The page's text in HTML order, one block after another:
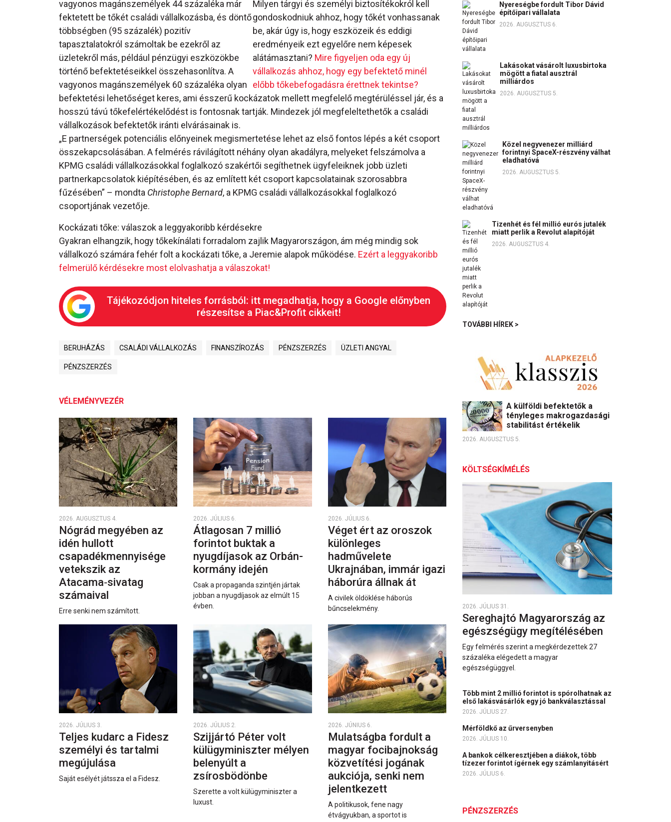
Milyen tárgyi és személyi biztosítékokról kell
gondoskodniuk ahhoz, hogy tőkét vonhassanak
be, akár úgy is, hogy eszközeik és eddigi
eredményeik ezt egyelőre nem képesek
alátámasztani? Mire figyeljen oda egy új
vállalkozás ahhoz, hogy egy befektető minél
előbb tőkebefogadásra érettnek tekintse?
vagyonos magánszemélyek 44 százaléka már
fektetett be tőkét családi vállalkozásba, és döntő
többségben (95 százalék) pozitív
tapasztalatokról számoltak be ezekről az
üzletekről más, például pénzügyi eszközökbe
történő befektetéseikkel összehasonlítva. A
vagyonos magánszemélyek 60 százaléka olyan
befektetési lehetőséget keres, ami ésszerű kockázatok mellett megfelelő megtérüléssel jár, és a
hosszú távú tőkefelértékelődést is fontosnak tartják. Mindezek jól megfeleltethetők a családi
vállalkozások befektetők iránti elvárásainak is.
„E partnerségek potenciális előnyeinek megismertetése lehet az első fontos lépés a két csoport
összekapcsolásában. A felmérés rávilágított néhány olyan akadályra, melyeket felszámolva a
KPMG családi vállalkozásokkal foglalkozó szakértői segíthetnek ügyfeleiknek jobb üzleti
partnerkapcsolatok kiépítésében, és az említett két csoport kapcsolatainak szorosabbra
fűzésében” – mondta Christophe Bernard, a KPMG családi vállalkozásokkal foglalkozó
csoportjának vezetője.
Kockázati tőke: válaszok a leggyakoribb kérdésekre
Gyakran elhangzik, hogy tőkekínálati forradalom zajlik Magyarországon, ám még mindig sok
vállalkozó számára fehér folt a kockázati tőke, a Jeremie alapok működése. Ezért a leggyakoribb
felmerülő kérdésekre most elolvashatja a válaszokat!
Tájékozódjon hiteles forrásból: itt megadhatja, hogy a Google előnyben
részesítse a Piac&Profit cikkeit!
BERUHÁZÁS CSALÁDI VÁLLALKOZÁS FINANSZÍROZÁS PÉNZSZERZÉS ÜZLETI ANGYAL
PÉNZSZERZÉS
VÉLEMÉNYVEZÉR
2026. AUGUSZTUS 4.
Nógrád megyében az
idén hullott
csapadékmennyisége
vetekszik az
Atacama‑sivatag
számaival
Erre senki nem számított.
2026. JÚLIUS 6.
Átlagosan 7 millió
forintot buktak a
nyugdíjasok az Orbán-
kormány idején
Csak a propaganda szintjén jártak
jobban a nyugdíjasok az elmúlt 15
évben.
2026. JÚLIUS 6.
Véget ért az oroszok
különleges
hadművelete
Ukrajnában, immár igazi
háborúra állnak át
A civilek öldöklése háborús
bűncselekmény.
2026. JÚLIUS 3.
Teljes kudarc a Fidesz
személyi és tartalmi
megújulása
Saját esélyét játssza el a Fidesz.
2026. JÚLIUS 2.
Szijjártó Péter volt
külügyminiszter mélyen
belenyúlt a
zsírosbödönbe
Szerette a volt külügyminiszter a
luxust.
2026. JÚNIUS 6.
Mulatságba fordult a
magyar focibajnokság
közvetítési jogának
aukciója, senki nem
jelentkezett
A politikusok, fene nagy
étvágyukban, a sportot is
Nyereségbe fordult Tibor Dávid
építőipari vállalata
2026. AUGUSZTUS 6.
Lakásokat vásárolt luxusbirtoka
mögött a fiatal ausztrál
milliárdos
2026. AUGUSZTUS 5.
Közel negyvenezer milliárd
forintnyi SpaceX-részvény válhat
eladhatóvá
2026. AUGUSZTUS 5.
Tizenhét és fél millió eurós jutalék
miatt perlik a Revolut alapítóját
2026. AUGUSZTUS 4.
TOVÁBBI HÍREK >
A külföldi befektetők a
tényleges makrogazdasági
stabilitást értékelik
2026. AUGUSZTUS 5.
KÖLTSÉGKÍMÉLÉS
2026. JÚLIUS 31.
Sereghajtó Magyarország az
egészségügy megítélésében
Egy felmérés szerint a megkérdezettek 27
százaléka elégedett a magyar
egészségüggyel.
Több mint 2 millió forintot is spórolhatnak az
első lakásvásárlók egy jó bankválasztással
2026. JÚLIUS 27.
Mérföldkő az űrversenyben
2026. JÚLIUS 10.
A bankok célkeresztjében a diákok, több
tízezer forintot ígérnek egy számlanyitásért
2026. JÚLIUS 6.
PÉNZSZERZÉS